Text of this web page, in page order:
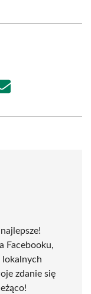
Share
Facebooku,
lokalnych
zdanie się